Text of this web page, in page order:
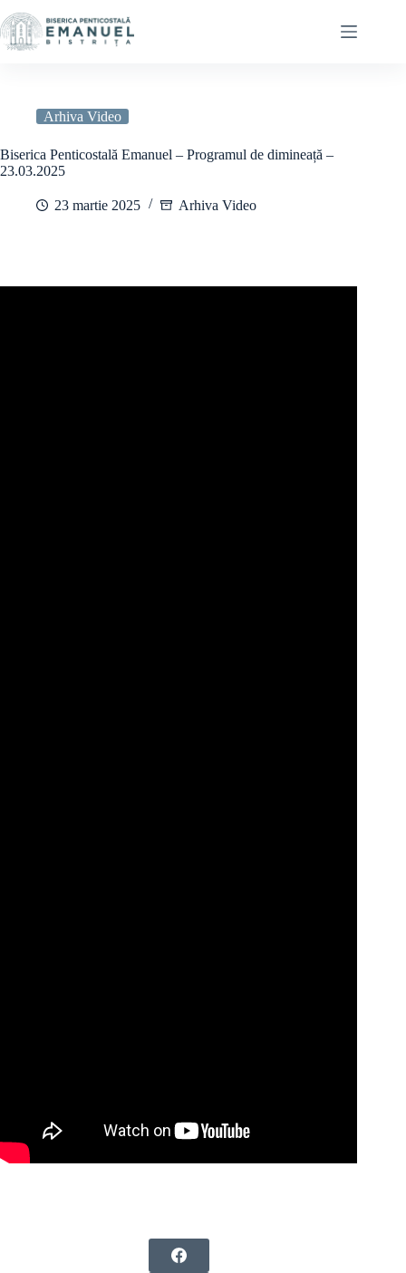
la
conținut
Arhiva Video
Biserica Penticostală Emanuel – Programul de dimineață –
23.03.2025
23 martie 2025 Arhiva Video